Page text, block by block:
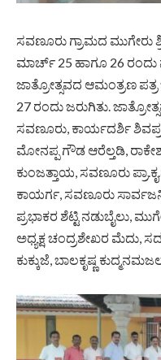
ಸವಣೂರು ಗ್ರಾಮದ ಮುಗೇರು
ಮಾರ್ಚ್ 25 ಹಾಗೂ 26 ರಂದು
ಜಾತ್ರೋತ್ಸವದ ಆಮಂತ್ರಣ
27 ರಂದು ಜರುಗಿತು.
ಸವಣೂರು, ಕಾರ್ಯದರ್ಶಿ
ಮೋನಪ್ಪ ಗೌಡ ಆರೆಲ್ತಡಿ,
ಕುಂಜತ್ತಾಯ, ಸವಣೂರು
ಕಾಯರ್ಗ, ಸವಣೂರು
ಪ್ರಭಾಕರ ಶೆಟ್ಟಿ ನಡುಬೈಲು,
ಅಧ್ಯಕ್ಷ ಚಂದ್ರಶೇಖರ ಮೆದು,
ಕುಕ್ಕುಜೆ, ಬಾಲಕೃಷ್ಣ